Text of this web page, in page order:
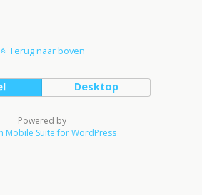
Terug naar boven
Desktop
Powered by
Mobile Suite for WordPress